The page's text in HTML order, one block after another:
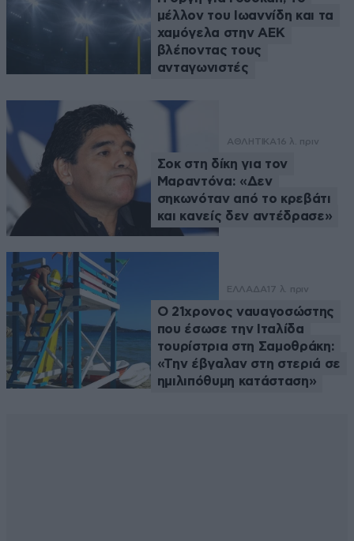
μέλλον του Ιωαννίδη και τα
χαμόγελα στην ΑΕΚ
βλέποντας τους
ανταγωνιστές
ΑΘΛΗΤΙΚΑ 16 λ. πριν
Σοκ στη δίκη για τον
Μαραντόνα: «Δεν
σηκωνόταν από το κρεβάτι
και κανείς δεν αντέδρασε»
ΕΛΛΑΔΑ 17 λ. πριν
Ο 21χρονος ναυαγοσώστης
που έσωσε την Ιταλίδα
τουρίστρια στη Σαμοθράκη:
«Την έβγαλαν στη στεριά σε
ημιλιπόθυμη κατάσταση»